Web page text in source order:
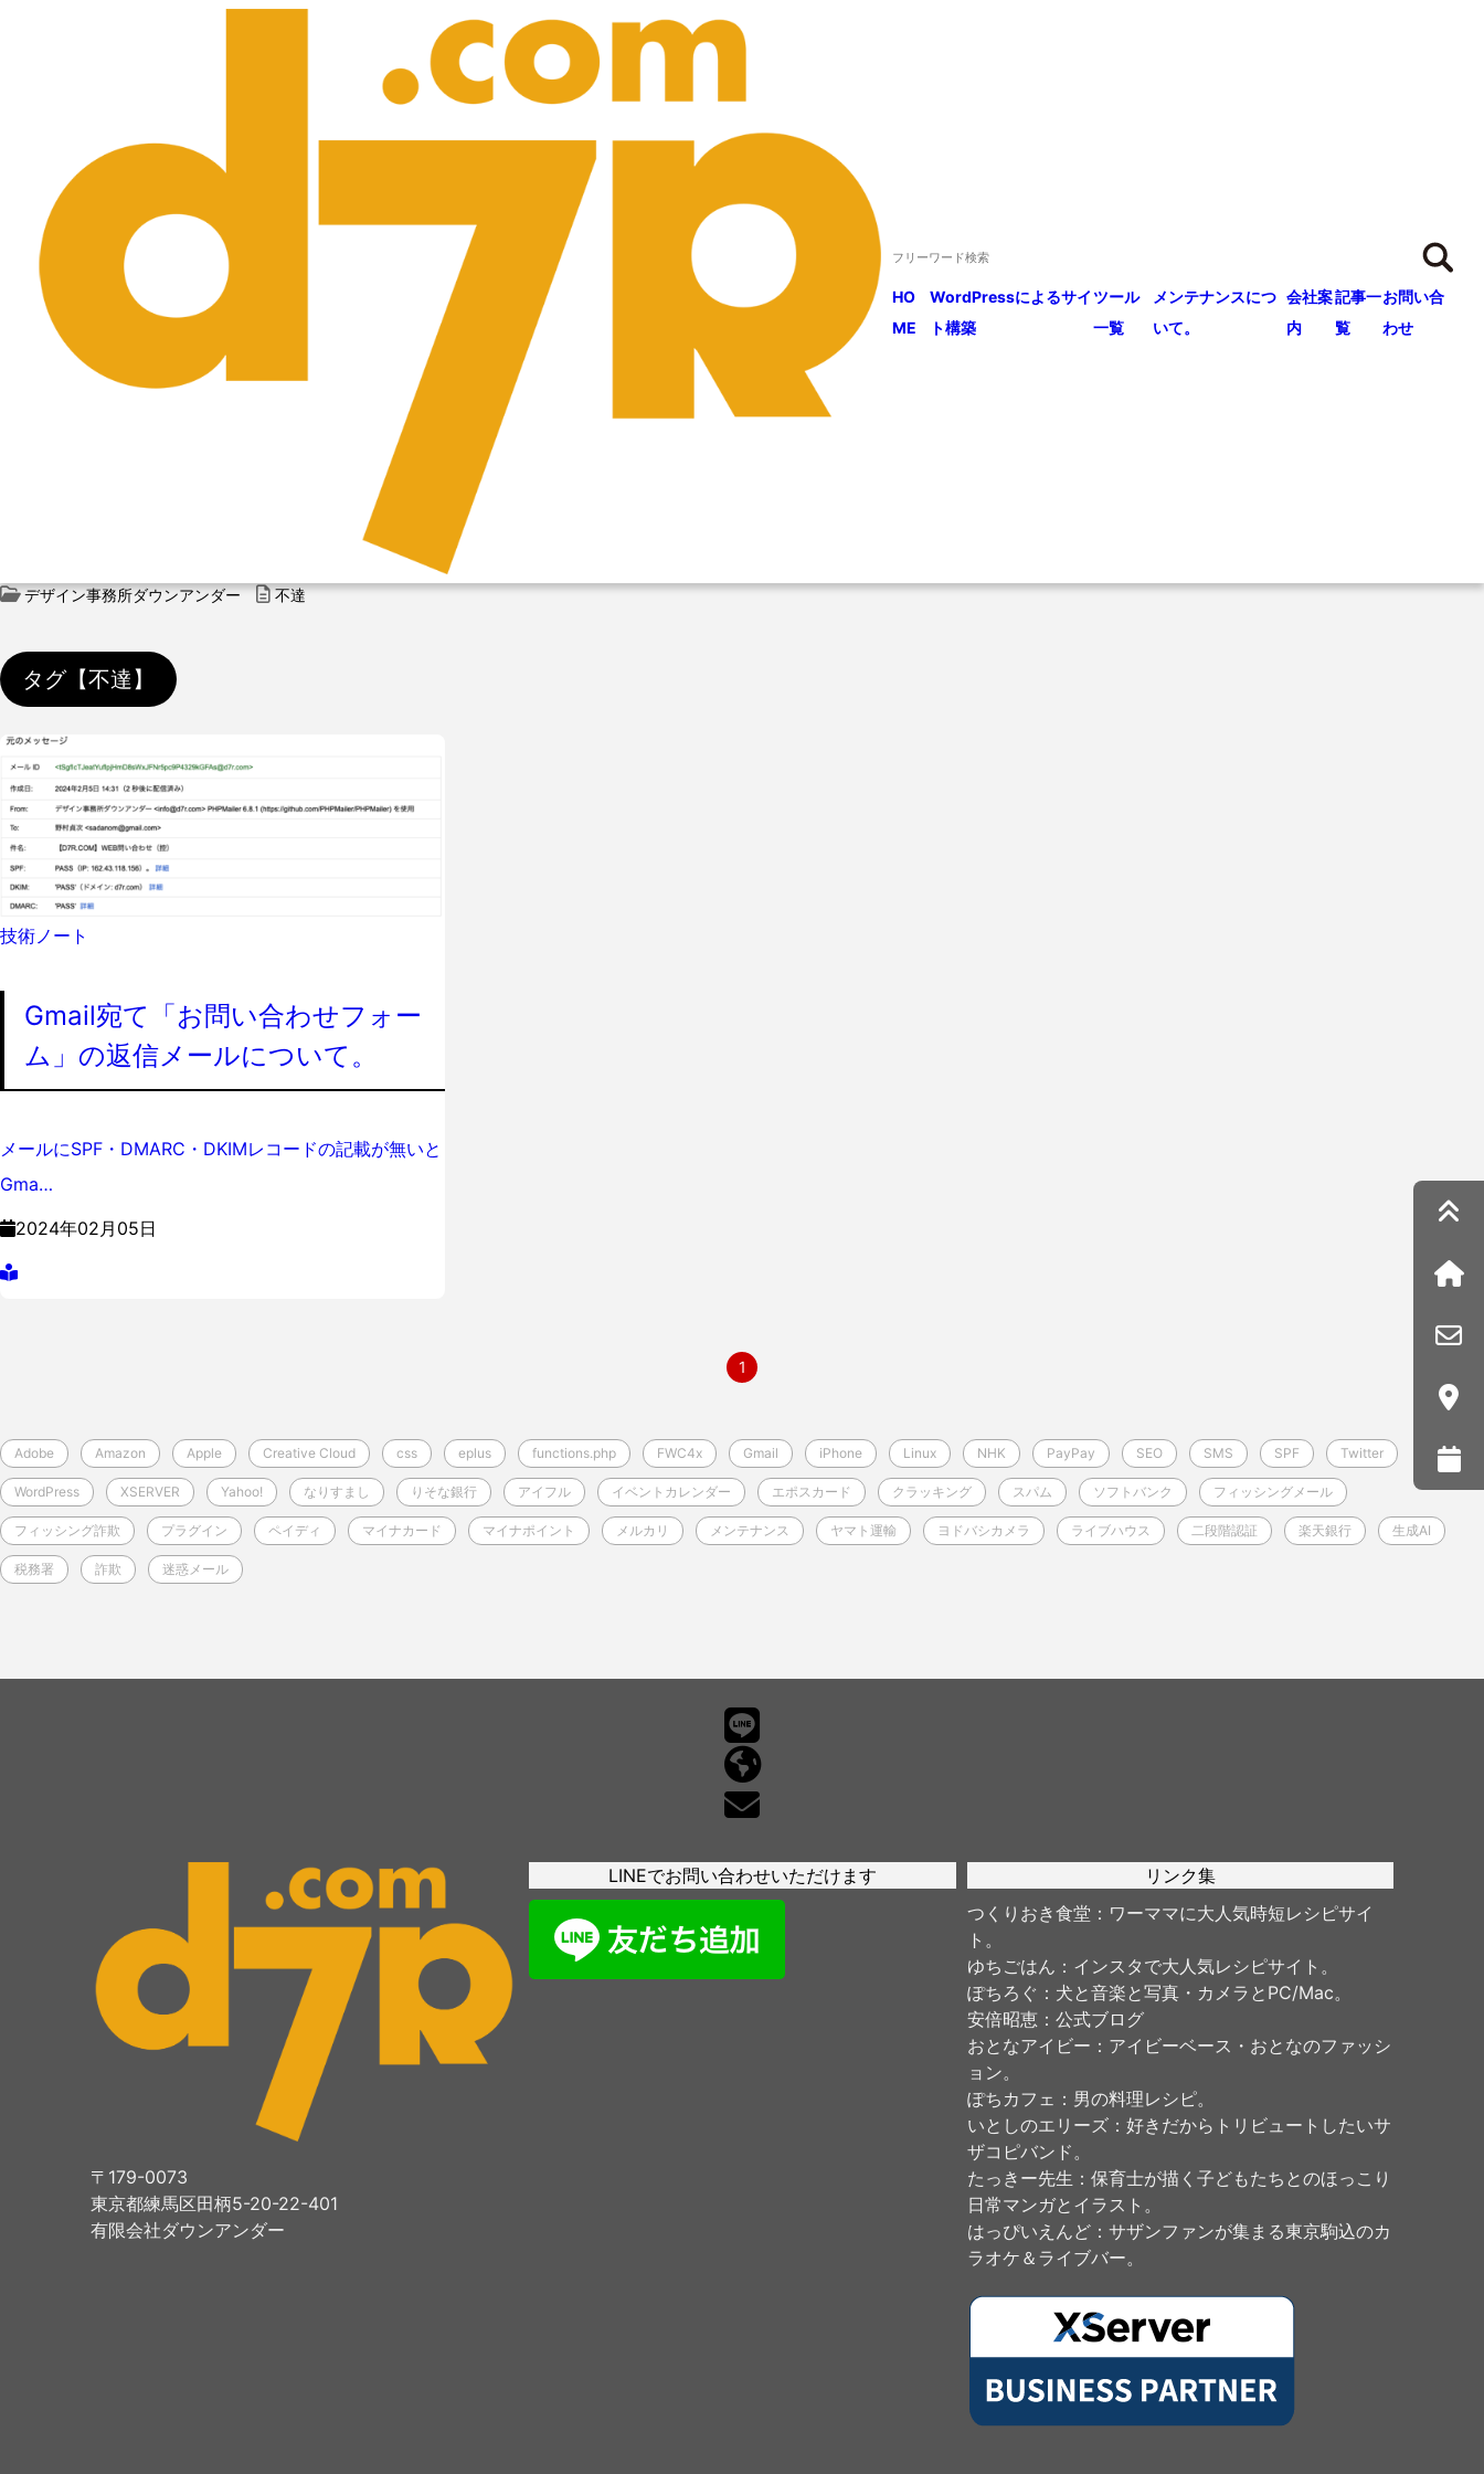
HO
ME
WordPressによるサイ
ト構築
ツール
一覧
メンテナンスにつ
いて。
会社案
内
記事一
覧
お問い合
わせ
デザイン事務所ダウンアンダー 不達
タグ【不達】
技術ノート
Gmail宛て「お問い合わせフォー
ム」の返信メールについて。
メールにSPF・DMARC・DKIMレコードの記載が無いと
Gma…
2024年02月05日
1
Adobe Amazon Apple Creative Cloud css eplus functions.php FWC4x Gmail iPhone Linux NHK PayPay SEO SMS SPF Twitter
WordPress XSERVER Yahoo! なりすまし りそな銀行 アイフル イベントカレンダー エポスカード クラッキング スパム ソフトバンク フィッシングメール
フィッシング詐欺 プラグイン ペイディ マイナカード マイナポイント メルカリ メンテナンス ヤマト運輸 ヨドバシカメラ ライブハウス 二段階認証 楽天銀行 生成AI
税務署 詐欺 迷惑メール
〒179-0073
東京都練馬区田柄5-20-22-401
有限会社ダウンアンダー
LINEでお問い合わせいただけます
リンク集
つくりおき食堂 ：ワーママに大人気時短レシピサイ
ト。
ゆちごはん ：インスタで大人気レシピサイト。
ぽちろぐ ：犬と音楽と写真・カメラとPC/Mac。
安倍昭恵：公式ブログ
おとなアイビー ：アイビーベース・おとなのファッシ
ョン。
ぽちカフェ ：男の料理レシピ。
いとしのエリーズ：好きだからトリビュートしたいサ
ザコピバンド。
たっきー先生 ：保育士が描く子どもたちとのほっこり
日常マンガとイラスト。
はっぴいえんど：サザンファンが集まる東京駒込のカ
ラオケ＆ライブバー。